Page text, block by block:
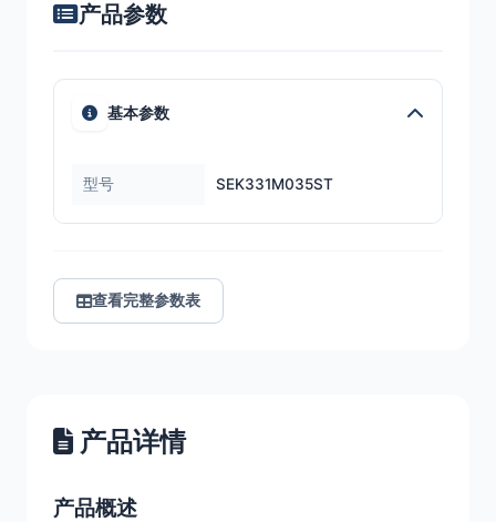
产品参数
基本参数
型号 SEK331M035ST
查看完整参数表
产品详情
产品概述